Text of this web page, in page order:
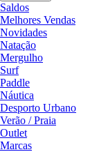
Saldos
Melhores Vendas
Novidades
Natação
Mergulho
Surf
Paddle
Náutica
Desporto Urbano
Verão / Praia
Outlet
Marcas